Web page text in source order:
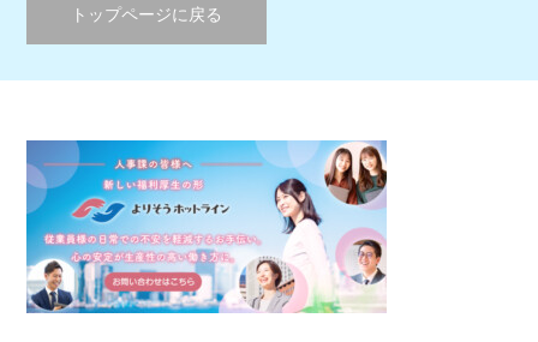
トップページに戻る